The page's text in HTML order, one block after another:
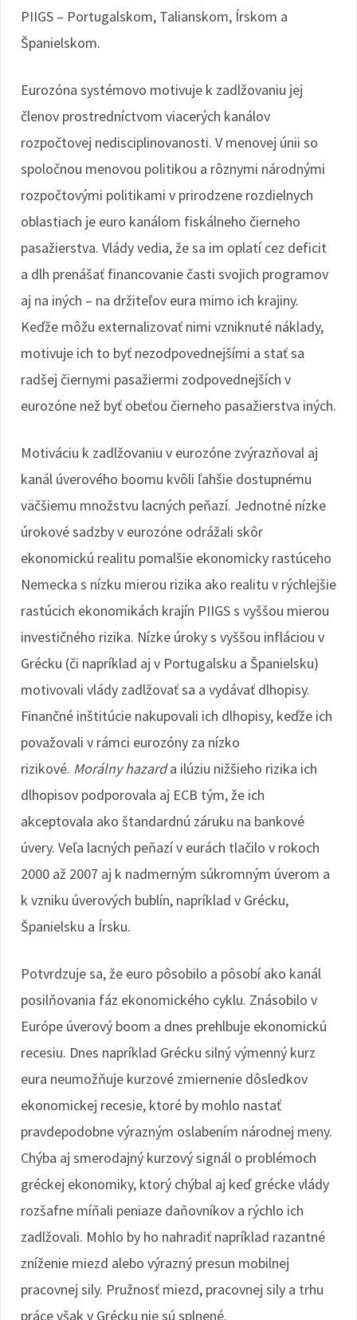
PIIGS – Portugalskom, Talianskom, Írskom a
Španielskom.
Eurozóna systémovo motivuje k zadlžovaniu jej
členov prostredníctvom viacerých kanálov
rozpočtovej nedisciplinovanosti. V menovej únii so
spoločnou menovou politikou a rôznymi národnými
rozpočtovými politikami v prirodzene rozdielnych
oblastiach je euro kanálom fiskálneho čierneho
pasažierstva. Vlády vedia, že sa im oplatí cez deficit
a dlh prenášať financovanie časti svojich programov
aj na iných – na držiteľov eura mimo ich krajiny.
Keďže môžu externalizovať nimi vzniknuté náklady,
motivuje ich to byť nezodpovednejšími a stať sa
radšej čiernymi pasažiermi zodpovednejších v
eurozóne než byť obeťou čierneho pasažierstva iných.
Motiváciu k zadlžovaniu v eurozóne zvýrazňoval aj
kanál úverového boomu kvôli ľahšie dostupnému
väčšiemu množstvu lacných peňazí. Jednotné nízke
úrokové sadzby v eurozóne odrážali skôr
ekonomickú realitu pomalšie ekonomicky rastúceho
Nemecka s nízku mierou rizika ako realitu v rýchlejšie
rastúcich ekonomikách krajín PIIGS s vyššou mierou
investičného rizika. Nízke úroky s vyššou infláciou v
Grécku (či napríklad aj v Portugalsku a Španielsku)
motivovali vlády zadlžovať sa a vydávať dlhopisy.
Finančné inštitúcie nakupovali ich dlhopisy, keďže ich
považovali v rámci eurozóny za nízko
rizikové. Morálny hazarda ilúziu nižšieho rizika ich
dlhopisov podporovala aj ECB tým, že ich
akceptovala ako štandardnú záruku na bankové
úvery. Veľa lacných peňazí v eurách tlačilo v rokoch
2000 až 2007 aj k nadmerným súkromným úverom a
k vzniku úverových bublín, napríklad v Grécku,
Španielsku a Írsku.
Potvrdzuje sa, že euro pôsobilo a pôsobí ako kanál
posilňovania fáz ekonomického cyklu. Znásobilo v
Európe úverový boom a dnes prehlbuje ekonomickú
recesiu. Dnes napríklad Grécku silný výmenný kurz
eura neumožňuje kurzové zmiernenie dôsledkov
ekonomickej recesie, ktoré by mohlo nastať
pravdepodobne výrazným oslabením národnej meny.
Chýba aj smerodajný kurzový signál o problémoch
gréckej ekonomiky, ktorý chýbal aj keď grécke vlády
rozšafne míňali peniaze daňovníkov a rýchlo ich
zadlžovali. Mohlo by ho nahradiť napríklad razantné
zníženie miezd alebo výrazný presun mobilnej
pracovnej sily. Pružnosť miezd, pracovnej sily a trhu
práce však v Grécku nie sú splnené.